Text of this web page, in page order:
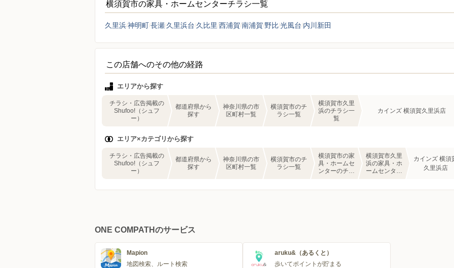
横須賀市の家具・ホームセンターチラシ一覧
久里浜神明町長瀬 久里浜台 久比里 西浦賀 南浦賀 野比 光風台 内川新田
この店舗へのその他の経路
エリアから探す
チラシ・広告掲載の
Shufoo!（シュフ
ー）
都道府県から
探す
神奈川県の市
区町村一覧
横須賀市のチ
ラシ一覧
横須賀市久里
浜のチラシ一
覧
カインズ 横須賀久里浜店
エリア×カテゴリから探す
チラシ・広告掲載の
Shufoo!（シュフ
ー）
都道府県から
探す
神奈川県の市
区町村一覧
横須賀市のチ
ラシ一覧
横須賀市の家
具・ホームセ
ンターのチラ
横須賀市久里
浜の家具・ホ
ームセンター
カインズ 横須
久里浜店
ONE COMPATHのサービス
Mapion
地図検索、ルート検索
aruku&（あるくと）
歩いてポイントが貯まる